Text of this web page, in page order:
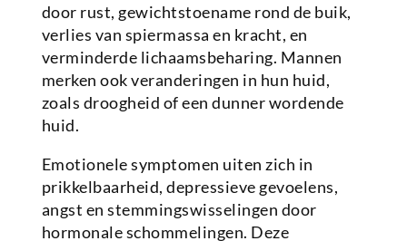
door rust, gewichtstoename rond de buik,
verlies van spiermassa en kracht, en
verminderde lichaamsbeharing. Mannen
merken ook veranderingen in hun huid,
zoals droogheid of een dunner wordende
huid.
Emotionele symptomen uiten zich in
prikkelbaarheid, depressieve gevoelens,
angst en stemmingswisselingen door
hormonale schommelingen. Deze